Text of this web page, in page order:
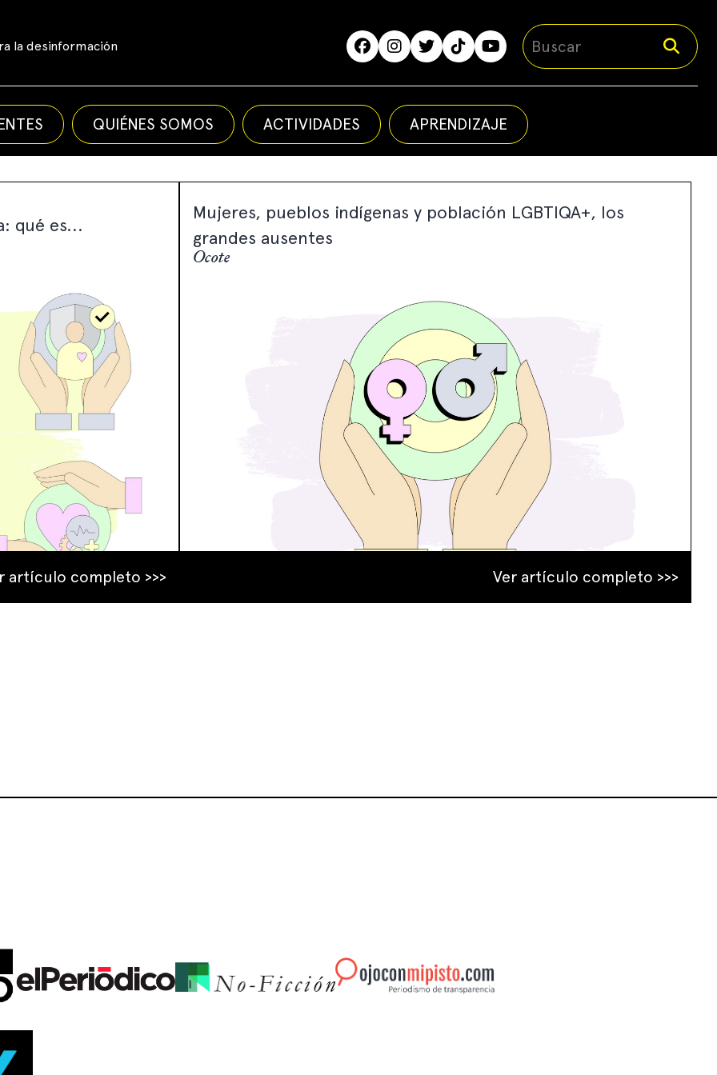
la desinformación
QUIÉNES SOMOS ACTIVIDADES APRENDIZAJE
qué es...
artículo completo >>>
Mujeres, pueblos indígenas y población LGBTIQA+, los
grandes ausentes
Ocote
Ver artículo completo >>>